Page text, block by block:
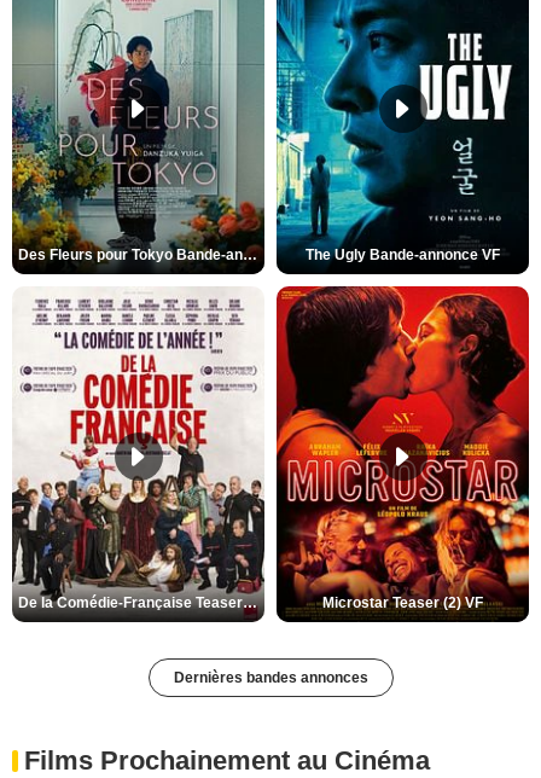
Des Fleurs pour Tokyo Bande-annonce VO STFR The Ugly Bande-annonce VF
De la Comédie-Française Teaser (3) VF Microstar Teaser (2) VF
Dernières bandes annonces
Films Prochainement au Cinéma